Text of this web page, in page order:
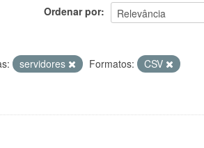
Ordenar por
servidores Formatos:
CSV